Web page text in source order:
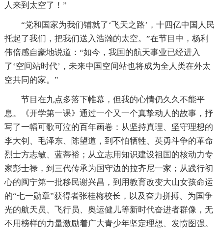
人来到太空了！”
“党和国家为我们铺就了‘飞天之路’，十四亿中国人民
托起了我们，把我们送入浩瀚的太空。”在节目中，杨利
伟倍感自豪地说道：“如今，我国的航天事业已经进入
了‘空间站时代’，未来中国空间站也将成为全人类在外太
空共同的家。”
节目在九点多落下帷幕，但我的心情仍久久不能平
息。《开学第一课》通过一个又一个真挚动人的故事，抒
写了一幅可歌可泣的百年画卷：从坚持真理、坚守理想的
李大钊、毛泽东、陈望道，到不怕牺牲、英勇斗争的革命
烈士方志敏、蓝蒂裕；从立志用知识建设祖国的核动力专
家彭士禄，到三代传承为国守边的拉齐尼一家；从践行初
心的闽宁第一批移民谢兴昌，到用教育改变大山女孩命运
的“七一勋章”获得者张桂梅校长，以及奋力拼搏、为国争
光的航天员、飞行员、奥运健儿等新时代奋进者群像，无
不用榜样的力量激励着广大青少年坚定理想、发愤图强。